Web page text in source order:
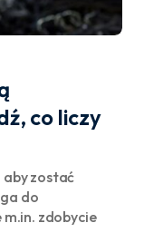
co liczy
aby zostać
do
zdobycie